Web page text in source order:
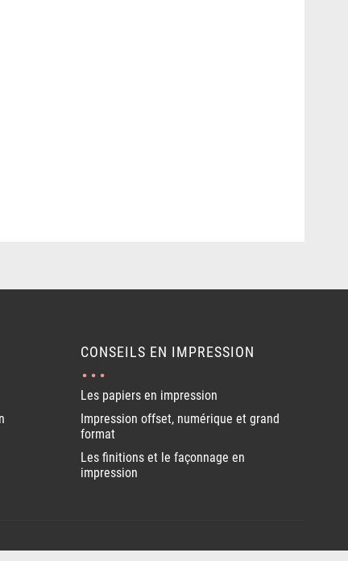
CONSEILS EN IMPRESSION
Les papiers en impression
Impression offset, numérique et grand
format
Les finitions et le façonnage en
impression